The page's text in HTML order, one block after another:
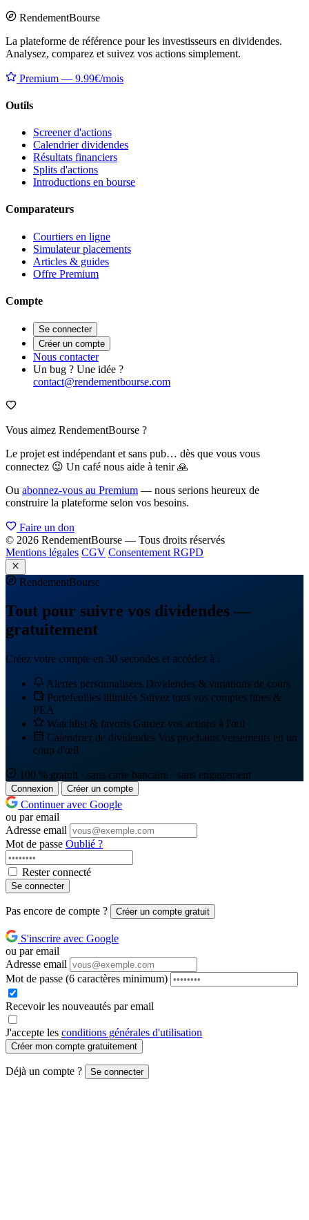
RendementBourse
La plateforme de référence pour les investisseurs en dividendes.
Analysez, comparez et suivez vos actions simplement.
Premium — 9.99€/mois
Outils
Screener d'actions
Calendrier dividendes
Résultats financiers
Splits d'actions
Introductions en bourse
Comparateurs
Courtiers en ligne
Simulateur placements
Articles & guides
Offre Premium
Compte
Se connecter
Créer un compte
Nous contacter
Un bug ? Une idée ?
contact@rendementbourse.com
Vous aimez RendementBourse ?
Le projet est indépendant et sans pub… dès que vous vous
connectez 😉 Un café nous aide à tenir 🙏
Ou abonnez-vous au Premium — nous serions heureux de
construire la plateforme selon vos besoins.
Faire un don
© 2026 RendementBourse — Tous droits réservés
Mentions légales CGV Consentement RGPD
RendementBourse
Tout pour suivre vos dividendes —
gratuitement
Créez votre compte en 30 secondes et accédez à :
Alertes personnalisées Dividendes & variations de cours
Portefeuilles illimités Suivez tous vos comptes titres &
PEA
Watchlist & favoris Gardez vos actions à l'œil
Calendrier de dividendes Vos prochains versements en un
coup d'œil
100 % gratuit · sans carte bancaire · sans engagement
Connexion Créer un compte
Continuer avec Google
ou par email
Adresse email
Mot de passe Oublié ?
Rester connecté
Se connecter
Pas encore de compte ? Créer un compte gratuit
S'inscrire avec Google
ou par email
Adresse email
Mot de passe (6 caractères minimum)
Recevoir les nouveautés par email
J'accepte les conditions générales d'utilisation
Créer mon compte gratuitement
Déjà un compte ? Se connecter